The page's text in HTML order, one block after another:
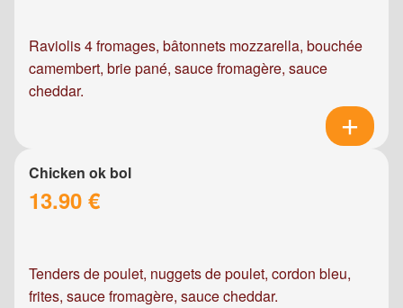
Raviolis 4 fromages, bâtonnets mozzarella, bouchée
camembert, brie pané, sauce fromagère, sauce
cheddar.
Chicken ok bol
13.90 €
Tenders de poulet, nuggets de poulet, cordon bleu,
frites, sauce fromagère, sauce cheddar.